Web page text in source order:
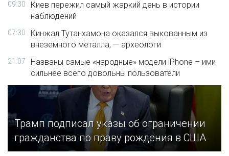
09:30
Киев пережил самый жаркий день в истории
наблюдений
07:30
Кинжал Тутанхамона оказался выкованным из
внеземного металла, — археологи
21:07
Названы самые «народные» модели iPhone – ими
сильнее всего довольны пользователи
Трамп подписал указы об ограничении
гражданства по праву рождения в США